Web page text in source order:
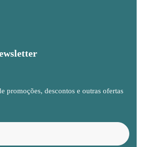
promoções, descontos e outras ofertas